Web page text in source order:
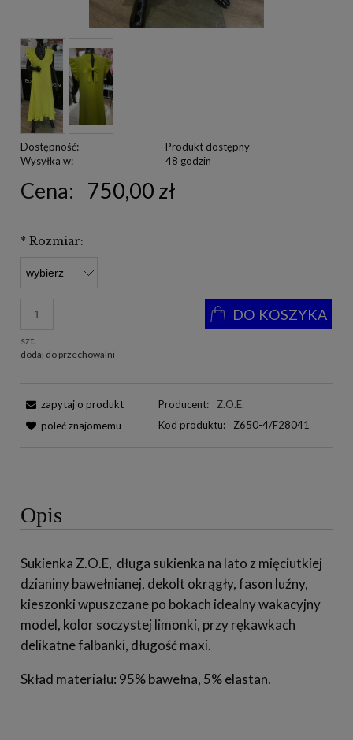
Dostępność:
Produkt dostępny
Wysyłka w:
48 godzin
Cena: 750,00 zł
* Rozmiar:
szt.
DO KOSZYKA
dodaj do przechowalni
Producent:
Z.O.E.
Kod produktu:
Z650-4/F28041
zapytaj o produkt
poleć znajomemu
Opis
Sukienka Z.O.E, długa sukienka na lato z mięciutkiej
dzianiny bawełnianej, dekolt okrągły, fason luźny,
kieszonki wpuszczane po bokach idealny wakacyjny
model, kolor soczystej limonki, przy rękawkach
delikatne falbanki, długość maxi.
Skład materiału: 95% bawełna, 5% elastan.